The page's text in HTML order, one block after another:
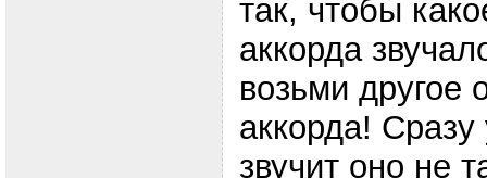
так, чтобы
аккорда
возьми другое
аккорда!
звучит оно не